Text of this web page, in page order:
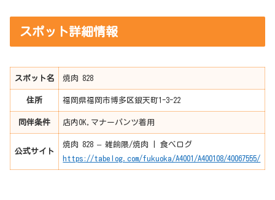
スポット詳細情報
スポット名 焼肉 828
住所 福岡県福岡市博多区銀天町1-3-22
同伴条件 店内OK,マナーパンツ着用
公式サイト
焼肉 828 – 雑餉隈/焼肉 | 食べログ
https://tabelog.com/fukuoka/A4001/A400108/40067555/